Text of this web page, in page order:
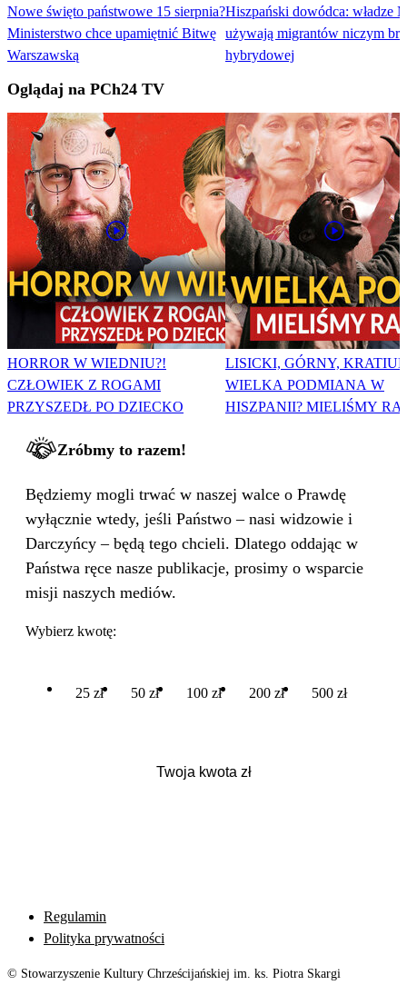
Nowe święto państwowe 15 sierpnia?
Ministerstwo chce upamiętnić Bitwę
Warszawską
Hiszpański dowódca: władze
używają migrantów niczym
hybrydowej
Oglądaj na PCh24 TV
HORROR W WIEDNIU?!
CZŁOWIEK Z ROGAMI
PRZYSZEDŁ PO DZIECKO
LISICKI, GÓRNY,
WIELKA PODMIANA W
HISZPANII? MIELIŚMY
Zróbmy to razem!
Będziemy mogli trwać w naszej walce o Prawdę
wyłącznie wtedy, jeśli Państwo – nasi widzowie i
Darczyńcy – będą tego chcieli. Dlatego oddając w
Państwa ręce nasze publikacje, prosimy o wsparcie
misji naszych mediów.
Wybierz kwotę:
25 zł 50 zł 100 zł 200 zł 500 zł
Regulamin
Polityka prywatności
© Stowarzyszenie Kultury Chrześcijańskiej im. ks. Piotra Skargi